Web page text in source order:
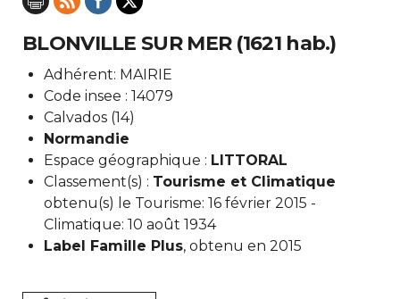
BLONVILLE SUR MER (1621 hab.)
Adhérent: MAIRIE
Code insee : 14079
Calvados (14)
Normandie
Espace géographique : LITTORAL
Classement(s) : Tourisme et Climatique
obtenu(s) le Tourisme: 16 février 2015 -
Climatique: 10 août 1934
Label Famille Plus, obtenu en 2015